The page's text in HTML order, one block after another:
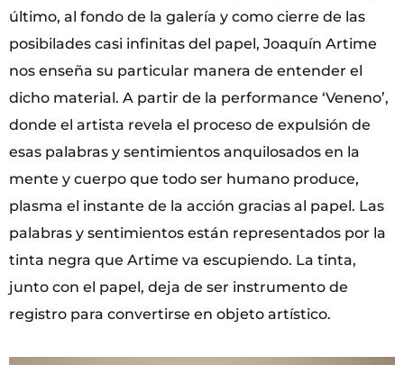
último, al fondo de la galería y como cierre de las
posibilades casi infinitas del papel, Joaquín Artime
nos enseña su particular manera de entender el
dicho material. A partir de la performance ‘Veneno’,
donde el artista revela el proceso de expulsión de
esas palabras y sentimientos anquilosados en la
mente y cuerpo que todo ser humano produce,
plasma el instante de la acción gracias al papel. Las
palabras y sentimientos están representados por la
tinta negra que Artime va escupiendo. La tinta,
junto con el papel, deja de ser instrumento de
registro para convertirse en objeto artístico.